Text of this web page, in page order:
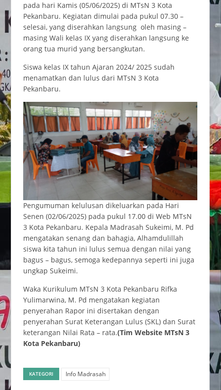
pada hari Kamis (05/06/2025) di MTsN 3 Kota
Pekanbaru. Kegiatan dimulai pada pukul 07.30 –
selesai, yang diserahkan langsung oleh masing –
masing Wali kelas IX yang diserahkan langsung ke
orang tua murid yang bersangkutan.
Siswa kelas IX tahun Ajaran 2024/ 2025 sudah
menamatkan dan lulus dari MTsN 3 Kota
Pekanbaru.
Pengumuman kelulusan dikeluarkan pada Hari
Senen (02/06/2025) pada pukul 17.00 di Web MTsN
3 Kota Pekanbaru. Kepala Madrasah Sukeimi, M. Pd
mengatakan senang dan bahagia, Alhamdulillah
siswa kita tahun ini lulus semua dengan nilai yang
bagus – bagus, semoga kedepannya seperti ini juga
ungkap Sukeimi.
Waka Kurikulum MTsN 3 Kota Pekanbaru Rifka
Yulimarwina, M. Pd mengatakan kegiatan
penyerahan Rapor ini disertakan dengan
penyerahan Surat Keterangan Lulus (SKL) dan Surat
keterangan Nilai Rata – rata.(Tim Website MTsN 3
Kota Pekanbaru)
KATEGORI Info Madrasah